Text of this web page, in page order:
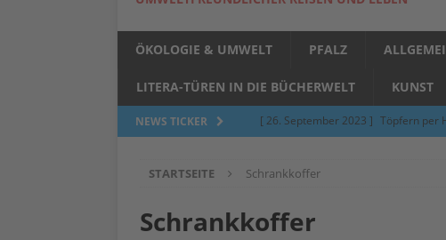
ÖKOLOGIE & UMWELT PFALZ
LITERA-TÜREN IN DIE BÜCHERWELT KUNST
NEWS TICKER [ 26. September 2023 ] Töpfern per
[ 5. Juni 2023 ]
ALLGEMEIN
STARTSEITE Schrankkoffer
Schrankkoffer